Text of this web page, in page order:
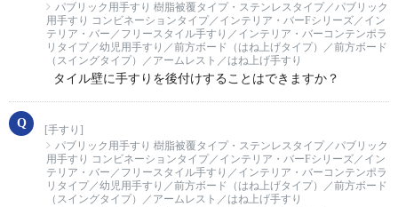
パブリック用手すり 樹脂被覆タイプ・ステンレスタイプ／パブリック
用手すり コンビネーションタイプ／インテリア・バーFシリーズ／イン
テリア・バー／フリースタイル手すり／インテリア・バーコンテンポラ
リタイプ／幼児用手すり／前方ボード（はね上げタイプ）／前方ボード
（スイングタイプ）／アームレスト／はね上げ手すり
タイル壁に手すりを後付けすることはできますか？
[手すり]
パブリック用手すり 樹脂被覆タイプ・ステンレスタイプ／パブリック
用手すり コンビネーションタイプ／インテリア・バーFシリーズ／イン
テリア・バー／フリースタイル手すり／インテリア・バーコンテンポラ
リタイプ／幼児用手すり／前方ボード（はね上げタイプ）／前方ボード
（スイングタイプ）／アームレスト／はね上げ手すり